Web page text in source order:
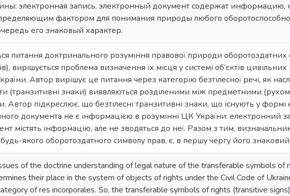
электронная запись, электронный документ содержат информацию,
фактором для понимания природы любого
его знаковый характер.
питання доктринального розуміння правової природи оборотоздатних
вирішується проблема визначення їх місця у системі об’єктів цивільних
Автор вирішує це питання через категорію безтілесної речі, як
(транзитивні знаки) виявляються розділеними між предметними
Автор підкреслює, що безтілесні транзитивні знаки, що існують у формі
документа не є інформацією в розумінні ЦК України: електронний
містять інформацію, але не зводяться до неї. Разом з тим,
якого оборотоздатного символу прав, є, в першу чергу його
of the doctrine understanding of legal nature of the transferable symbols of
their place in the system of objects of rights under the Civil Code of
of res incorporales. So, the transferable symbols of rights (transitive